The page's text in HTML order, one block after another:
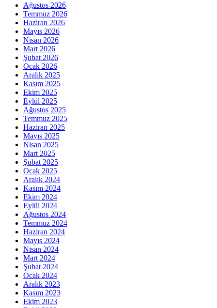
Ağustos 2026
Temmuz 2026
Haziran 2026
Mayıs 2026
Nisan 2026
Mart 2026
Şubat 2026
Ocak 2026
Aralık 2025
Kasım 2025
Ekim 2025
Eylül 2025
Ağustos 2025
Temmuz 2025
Haziran 2025
Mayıs 2025
Nisan 2025
Mart 2025
Şubat 2025
Ocak 2025
Aralık 2024
Kasım 2024
Ekim 2024
Eylül 2024
Ağustos 2024
Temmuz 2024
Haziran 2024
Mayıs 2024
Nisan 2024
Mart 2024
Şubat 2024
Ocak 2024
Aralık 2023
Kasım 2023
Ekim 2023